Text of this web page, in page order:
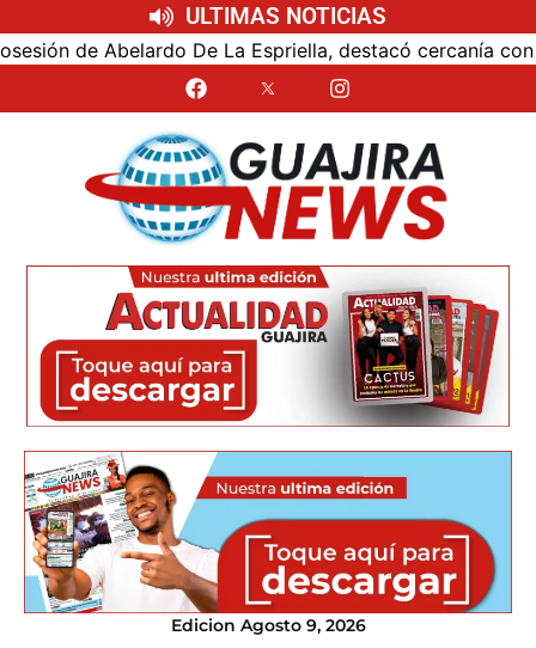
ULTIMAS NOTICIAS
de Abelardo De La Espriella, destacó cercanía con el
Edicion Agosto 9, 2026